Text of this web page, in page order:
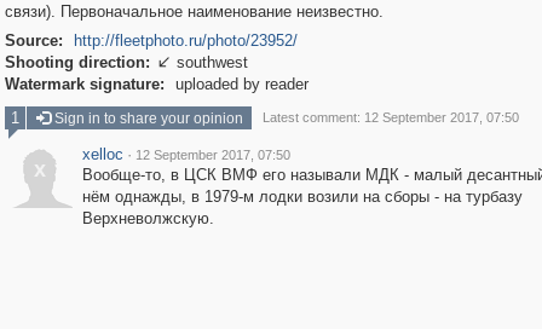
связи). Первоначальное наименование неизвестно.
Source:
http://fleetphoto.ru/photo/23952/
Shooting direction:  southwest
Watermark signature:
uploaded by reader
1
Sign in to share your opinion Latest comment: 12 September 2017, 07:50
x
xelloc · 12 September 2017, 07:50
Вообще-то, в ЦСК ВМФ его называли МДК - малый
нём однажды, в 1979-м лодки возили на сборы - на турбазу
Верхневолжскую.